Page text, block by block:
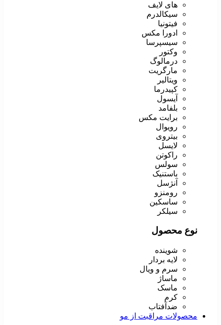
های لایف
سیکالدرم
فیتونیا
ادورا مکس
سیسپرسا
وکتور
درمالوگ
مارگریت
ویتالیر
کپیدرما
آیسول
بلفامد
برایت مکس
رویوال
بیتروی
لایسل
راکوتن
سولس
باستنیک
آنژسل
رومنزو
ساسکین
سیلکر
نوع محصول
شوینده
لایه بردار
سرم و ویال
ماساژ
ماسک
کرم
ضدآفتاب
محصولات مراقبت از مو